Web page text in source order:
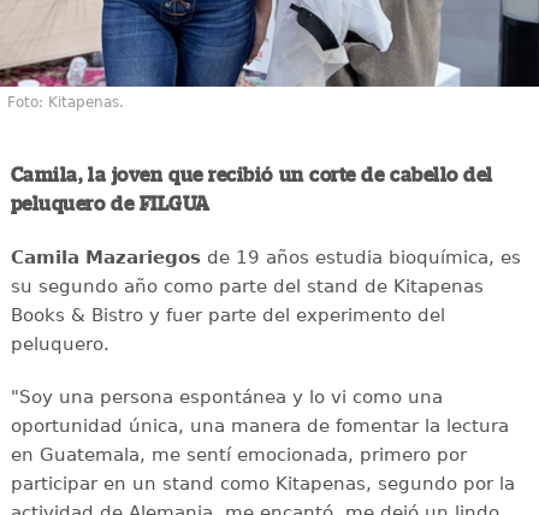
Foto: Kitapenas.
Camila, la joven que recibió un corte de cabello del
peluquero de FILGUA
Camila Mazariegosde 19 años estudia bioquímica, es
su segundo año como parte del stand de Kitapenas
Books & Bistro y fuer parte del experimento del
peluquero.
"Soy una persona espontánea y lo vi como una
oportunidad única, una manera de fomentar la lectura
en Guatemala, me sentí emocionada, primero por
participar en un stand como Kitapenas, segundo por la